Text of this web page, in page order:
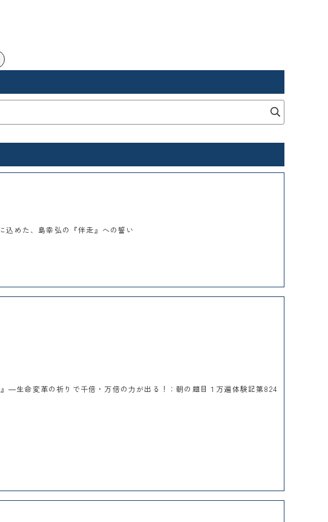
込めた、島幸弘の『伴走』への誓い
―生命変革の祈りで千倍・万倍の力が出る！：朝の題目１万遍体験記第824